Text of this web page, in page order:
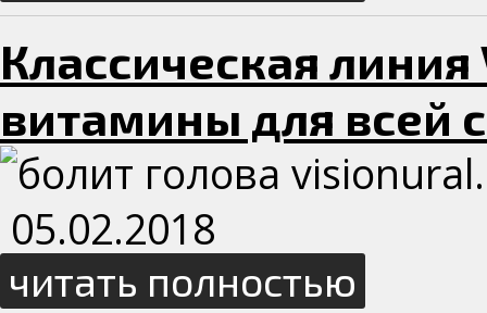
Классическая
витамины для всей
05.02.2018
читать полностью